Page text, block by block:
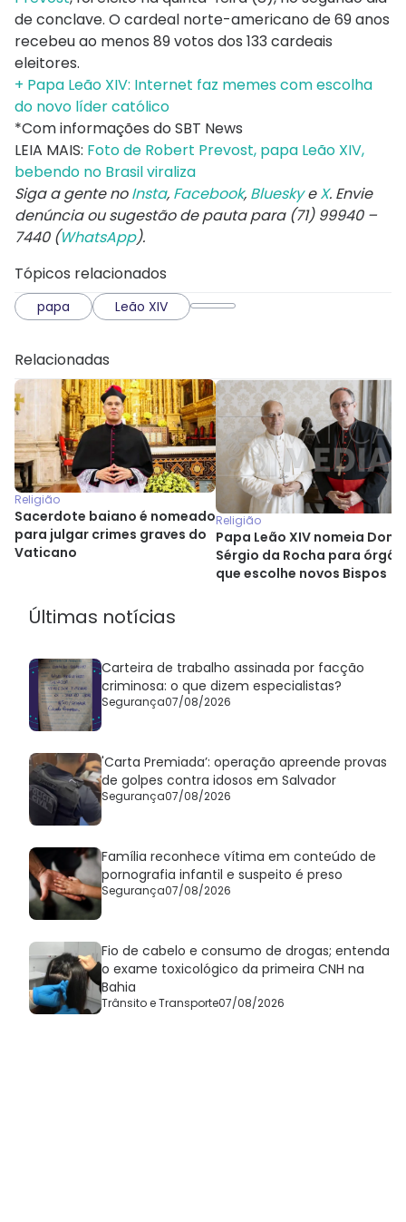
de conclave. O cardeal norte-americano de 69 anos
recebeu ao menos 89 votos dos 133 cardeais
eleitores.
+ Papa Leão XIV: Internet faz memes com escolha
do novo líder católico
*Com informações do SBT News
LEIA MAIS: Foto de Robert Prevost, papa Leão XIV,
bebendo no Brasil viraliza
Siga a gente noInsta, Facebook, BlueskyeX. Envie
denúncia ou sugestão de pauta para (71) 99940 –
7440 (WhatsApp).
Tópicos relacionados
papa Leão XIV
Relacionadas
Religião
Sacerdote baiano é nomeado
para julgar crimes graves do
Vaticano
Religião
Papa Leão XIV nomeia Dom
Sérgio da Rocha para órgão
que escolhe novos Bispos
Últimas notícias
Carteira de trabalho assinada por facção
criminosa: o que dizem especialistas?
Segurança07/08/2026
'Carta Premiada’: operação apreende provas
de golpes contra idosos em Salvador
Segurança07/08/2026
Família reconhece vítima em conteúdo de
pornografia infantil e suspeito é preso
Segurança07/08/2026
Fio de cabelo e consumo de drogas; entenda
o exame toxicológico da primeira CNH na
Bahia
Trânsito e Transporte07/08/2026